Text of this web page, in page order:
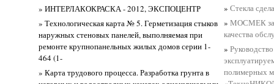
» ИНТЕРЛАКОКРАСКА - 2012, ЭКСПОЦЕНТР
» Технологическая карта № 5. Герметизация стыков
наружных стеновых панелей, выполняемая при
ремонте крупнопанельных жилых домов серии 1-
464 (1-
» Карта трудового процесса. Разработка грунта в
»Стекла
»МОСМЕК
качества
»
полимерных